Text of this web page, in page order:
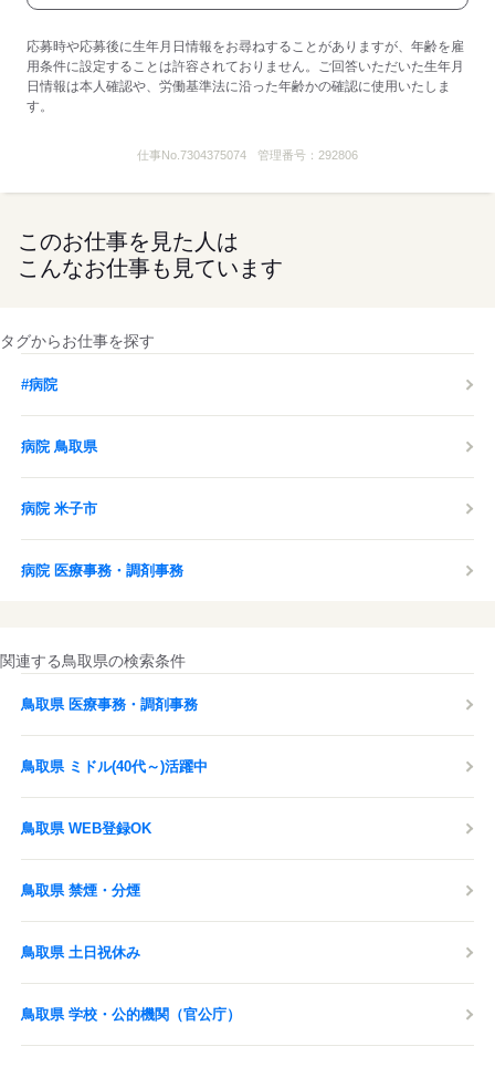
応募時や応募後に生年月日情報をお尋ねすることがありますが、年齢を雇
用条件に設定することは許容されておりません。ご回答いただいた生年月
日情報は本人確認や、労働基準法に沿った年齢かの確認に使用いたしま
す。
仕事No.7304375074 管理番号： 292806
このお仕事を見た人は
こんなお仕事も見ています
タグからお仕事を探す
#病院
病院 鳥取県
病院 米子市
病院 医療事務・調剤事務
関連する鳥取県の検索条件
鳥取県 医療事務・調剤事務
鳥取県 ミドル(40代～)活躍中
鳥取県 WEB登録OK
鳥取県 禁煙・分煙
鳥取県 土日祝休み
鳥取県 学校・公的機関（官公庁）